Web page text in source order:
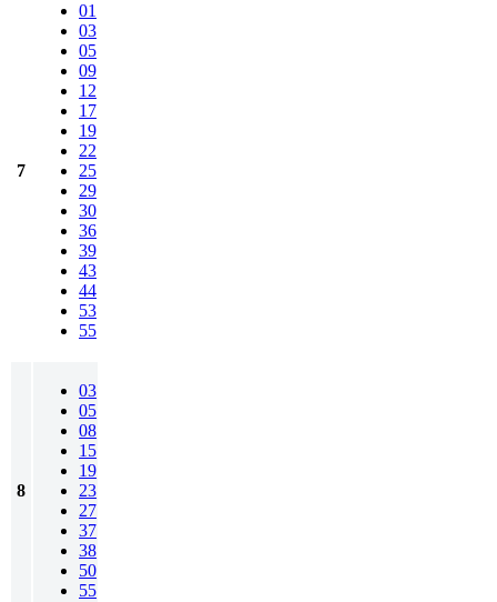
7
01
03
05
09
12
17
19
22
25
29
30
36
39
43
44
53
55
8
03
05
08
15
19
23
27
37
38
50
55